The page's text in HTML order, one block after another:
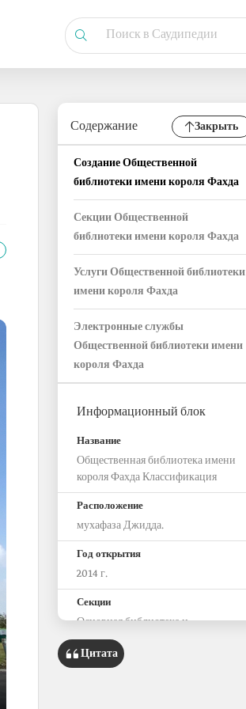
Содержание Закрыть
Создание Общественной
библиотеки имени короля Фахда
Секции Общественной
библиотеки имени короля Фахда
Услуги Общественной библиотеки
имени короля Фахда
Электронные службы
Общественной библиотеки имени
короля Фахда
Информационный блок
Название
Общественная библиотека имени
короля Фахда Классификация
Расположение
мухафаза Джидда.
Год открытия
2014 г.
Секции
Основная библиотека и
справочные отделы
Визуальная библиотека
Детская библиотека
Цитата